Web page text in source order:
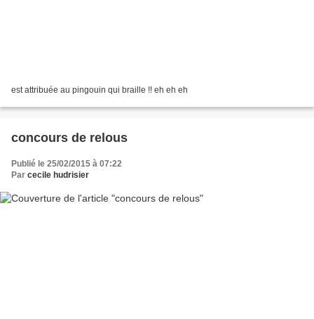
est attribuée au pingouin qui braille !! eh eh eh
concours de relous
Publié le 25/02/2015 à 07:22
Par cecile hudrisier